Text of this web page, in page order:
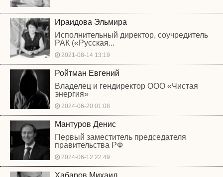
Ираидова Эльмира
Исполнительный директор, соучредитель
РАК («Русская...
2021-08-14 13:19
Ройтман Евгений
Владелец и гендиректор ООО «Чистая
энергия»
2024-06-20 01:08
Мантуров Денис
Первый заместитель председателя
правительства РФ
2024-06-12 22:49
Хабаров Михаил